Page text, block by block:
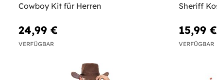
Cowboy Kit für Herren
24,99 €
VERFÜGBAR
Sheriff
15,99 €
VERFÜGBAR